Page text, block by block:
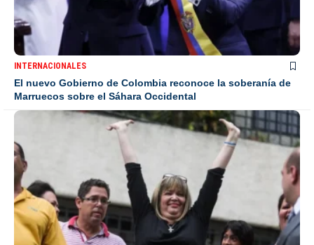
INTERNACIONALES
El nuevo Gobierno de Colombia reconoce la soberanía de
Marruecos sobre el Sáhara Occidental